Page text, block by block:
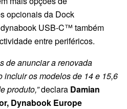
opcionais da Dock
USB-C™ também
entre periféricos.
de anunciar a renovada
incluir os modelos de 14 e 15,6
produto,”declara Damian
Dynabook Europe